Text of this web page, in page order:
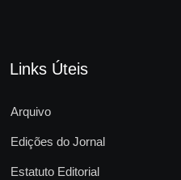
Links Úteis
Arquivo
Edições do Jornal
Estatuto Editorial